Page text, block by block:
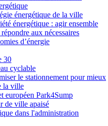
énergétique de la ville
énergétique : agir ensemble
aux nécessaires
d’énergie
30
cyclable
le stationnement pour mieux
la ville
européen Park4Sump
de ville apaisé
dans l'administration